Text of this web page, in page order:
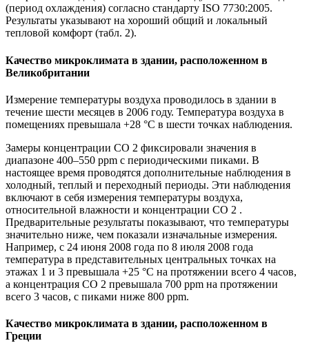
(период охлаждения) согласно стандарту ISO 7730:2005.
Результаты указывают на хороший общий и локальный
тепловой комфорт (табл. 2).
Качество микроклимата в здании, расположенном в
Великобритании
Измерение температуры воздуха проводилось в здании в
течение шести месяцев в 2006 году. Температура воздуха в
помещениях превышала +28 °С в шести точках наблюдения.
Замеры концентрации СО 2 фиксировали значения в
диапазоне 400–550 ррm с периодическими пиками. В
настоящее время проводятся дополнительные наблюдения в
холодный, теплый и переходный периоды. Эти наблюдения
включают в себя измерения температуры воздуха,
относительной влажности и концентрации СО 2 .
Предварительные результаты показывают, что температуры
значительно ниже, чем показали изначальные измерения.
Например, с 24 июня 2008 года по 8 июля 2008 года
температура в представительных центральных точках на
этажах 1 и 3 превышала +25 °С на протяжении всего 4 часов,
а концентрация СО 2 превышала 700 ррm на протяжении
всего 3 часов, с пиками ниже 800 ррm.
Качество микроклимата в здании, расположенном в
Греции